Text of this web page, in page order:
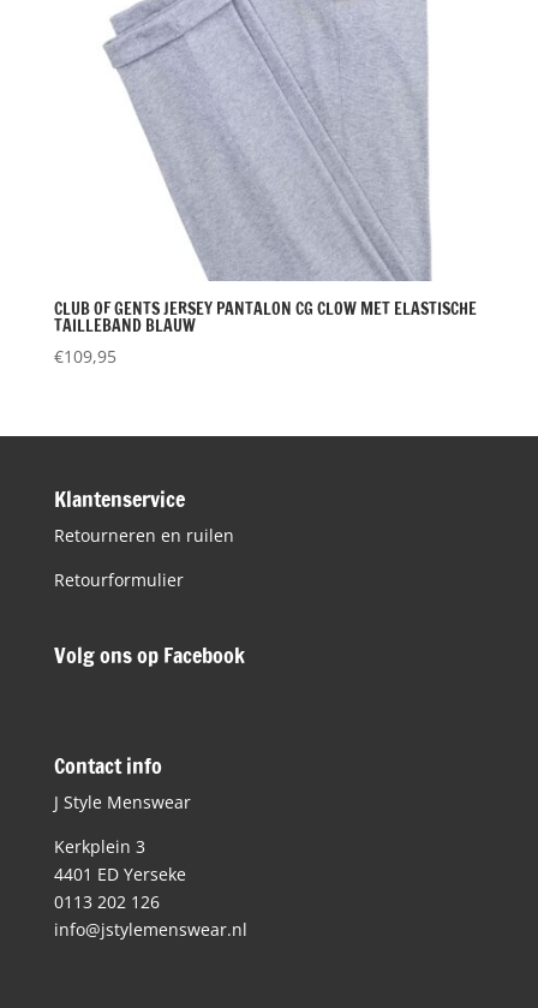
CLUB OF GENTS JERSEY PANTALON CG CLOW MET ELASTISCHE
TAILLEBAND BLAUW
€109,95
Klantenservice
Retourneren en ruilen
Retourformulier
Volg ons op Facebook
Contact info
J Style Menswear
Kerkplein 3
4401 ED Yerseke
0113 202 126
info@jstylemenswear.nl